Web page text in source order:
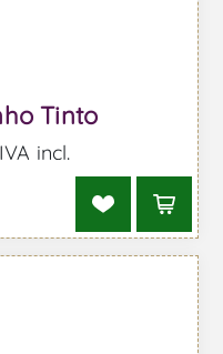
Tinto
incl.